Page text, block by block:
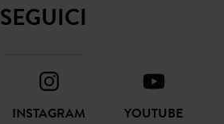
SEGUICI
INSTAGRAM YOUTUBE